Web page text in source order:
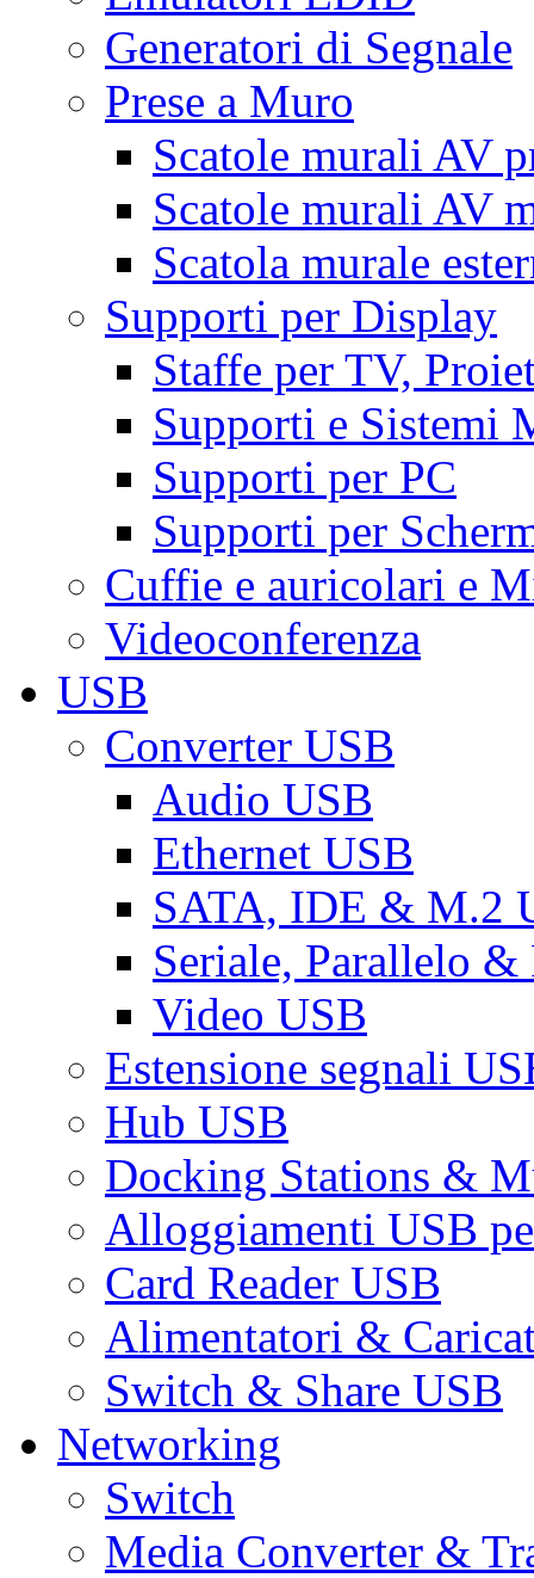
Generatori di Segnale
Prese a Muro
Scatole murali AV
Scatole murali AV
Scatola murale
Supporti per Display
Staffe per TV,
Supporti e Sistemi
Supporti per PC
Supporti per
Cuffie e auricolari e
Videoconferenza
USB
Converter USB
Audio USB
Ethernet USB
SATA, IDE & M.2
Seriale, Parallelo &
Video USB
Estensione segnali
Hub USB
Docking Stations &
Alloggiamenti USB
Card Reader USB
Alimentatori &
Switch & Share USB
Networking
Switch
Media Converter &